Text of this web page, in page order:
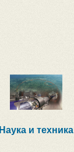
Наука и техника